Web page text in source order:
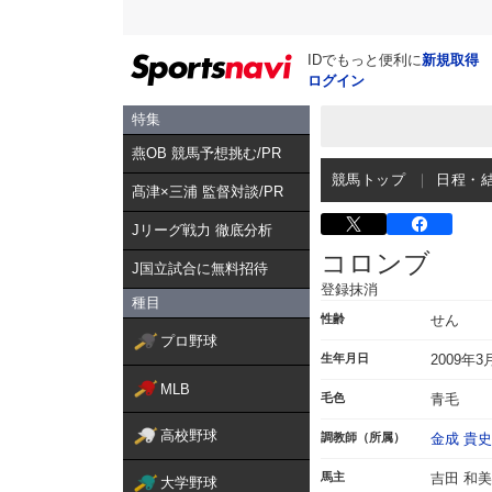
IDでもっと便利に新規取得
ログイン
特集
燕OB 競馬予想挑む/PR
髙津×三浦 監督対談/PR
Jリーグ戦力 徹底分析
J国立試合に無料招待
種目
プロ野球
MLB
高校野球
大学野球
競馬トップ 日程・
コロンブ
登録抹消
性齢 せん
生年月日 2009年3
毛色 青毛
調教師（所属） 金成 貴史
馬主 吉田 和美